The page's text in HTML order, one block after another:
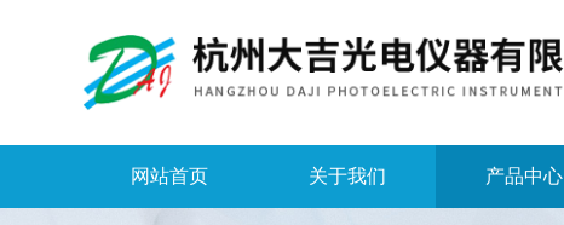
网站首页 关于我们 产品中心